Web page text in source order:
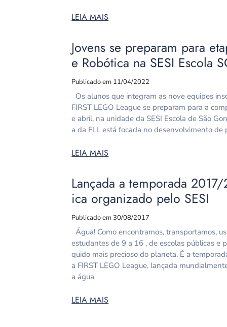
LEIA MAIS
Jovens se preparam para
e Robótica na SESI Escola
Publicado em 11/04/2022
Os alunos que integram as nove equipes
FIRST LEGO League se preparam para a
e abril, na unidade da SESI Escola de São
a da FLL está focada no desenvolvimento de
LEIA MAIS
Lançada a temporada
ica organizado pelo SESI
Publicado em 30/08/2017
Água! Como encontramos, transportamos,
estudantes de 9 a 16 , de escolas públicas e
quido mais precioso do planeta. É a
a FIRST LEGO League, lançada
a água
LEIA MAIS